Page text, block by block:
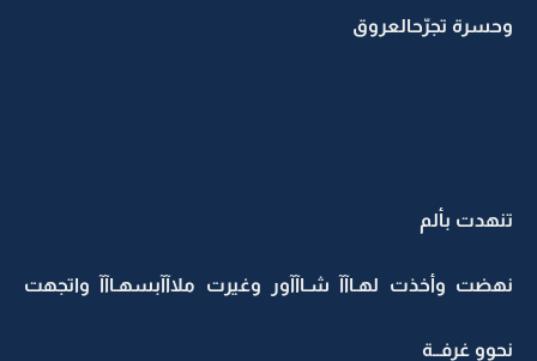
وحسرة تجرّحالعروق
تنهدت بألم
نهضت وأخذت لهـاآآ شـاآآور وغيرت ملاآآبسهـاآآ واتجهت
نحوو غرفــة